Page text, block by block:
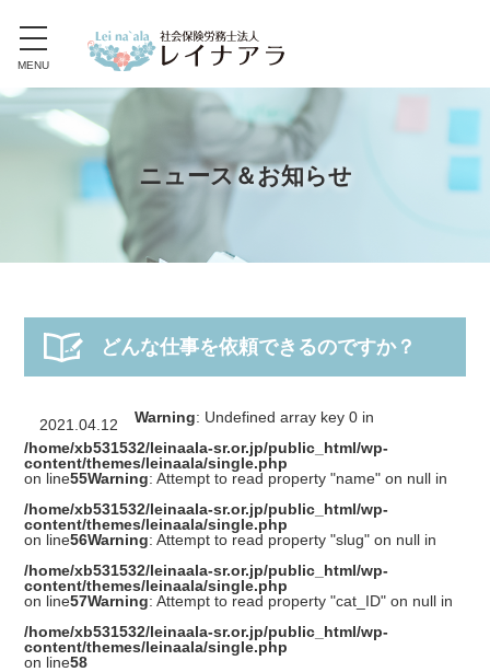
toggle
navigation
MENU
ニュース＆お知らせ
どんな仕事を依頼できるのですか？
2021.04.12 Warning: Undefined array key 0 in
/home/xb531532/leinaala-sr.or.jp/public_html/wp-
content/themes/leinaala/single.php
on line55Warning: Attempt to read property "name" on null in
/home/xb531532/leinaala-sr.or.jp/public_html/wp-
content/themes/leinaala/single.php
on line56Warning: Attempt to read property "slug" on null in
/home/xb531532/leinaala-sr.or.jp/public_html/wp-
content/themes/leinaala/single.php
on line57Warning: Attempt to read property "cat_ID" on null in
/home/xb531532/leinaala-sr.or.jp/public_html/wp-
content/themes/leinaala/single.php
on line58